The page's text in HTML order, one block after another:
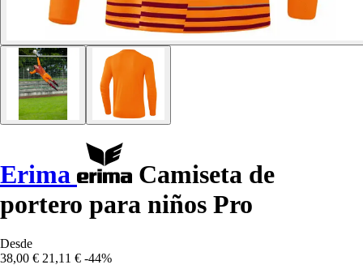
Erima
Camiseta de
portero para niños Pro
Desde
38,00 € 21,11 € -44%